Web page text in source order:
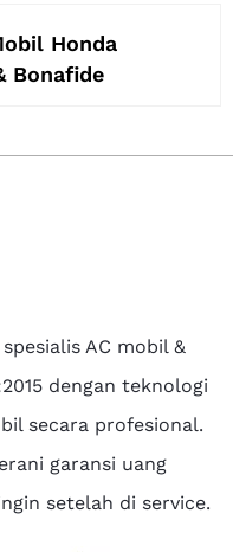
Honda
Bonafide
AC mobil &
dengan teknologi
secara profesional.
garansi uang
setelah di service.